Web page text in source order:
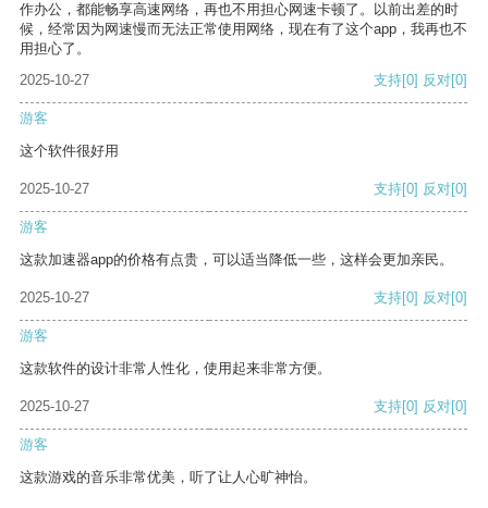
作办公，都能畅享高速网络，再也不用担心网速卡顿了。以前出差的时
候，经常因为网速慢而无法正常使用网络，现在有了这个app，我再也不
用担心了。
2025-10-27
支持[0] 反对[0]
游客
这个软件很好用
2025-10-27 支持[0] 反对[0]
游客
这款加速器app的价格有点贵，可以适当降低一些，这样会更加亲民。
2025-10-27 支持[0] 反对[0]
游客
这款软件的设计非常人性化，使用起来非常方便。
2025-10-27 支持[0] 反对[0]
游客
这款游戏的音乐非常优美，听了让人心旷神怡。